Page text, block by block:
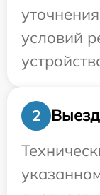
условий
2